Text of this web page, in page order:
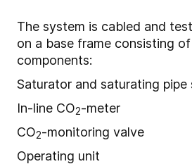
The system is cabled and
on a base frame consisting
components:
Saturator and saturating pipe
In-line CO2-meter
CO2-monitoring valve
Operating unit